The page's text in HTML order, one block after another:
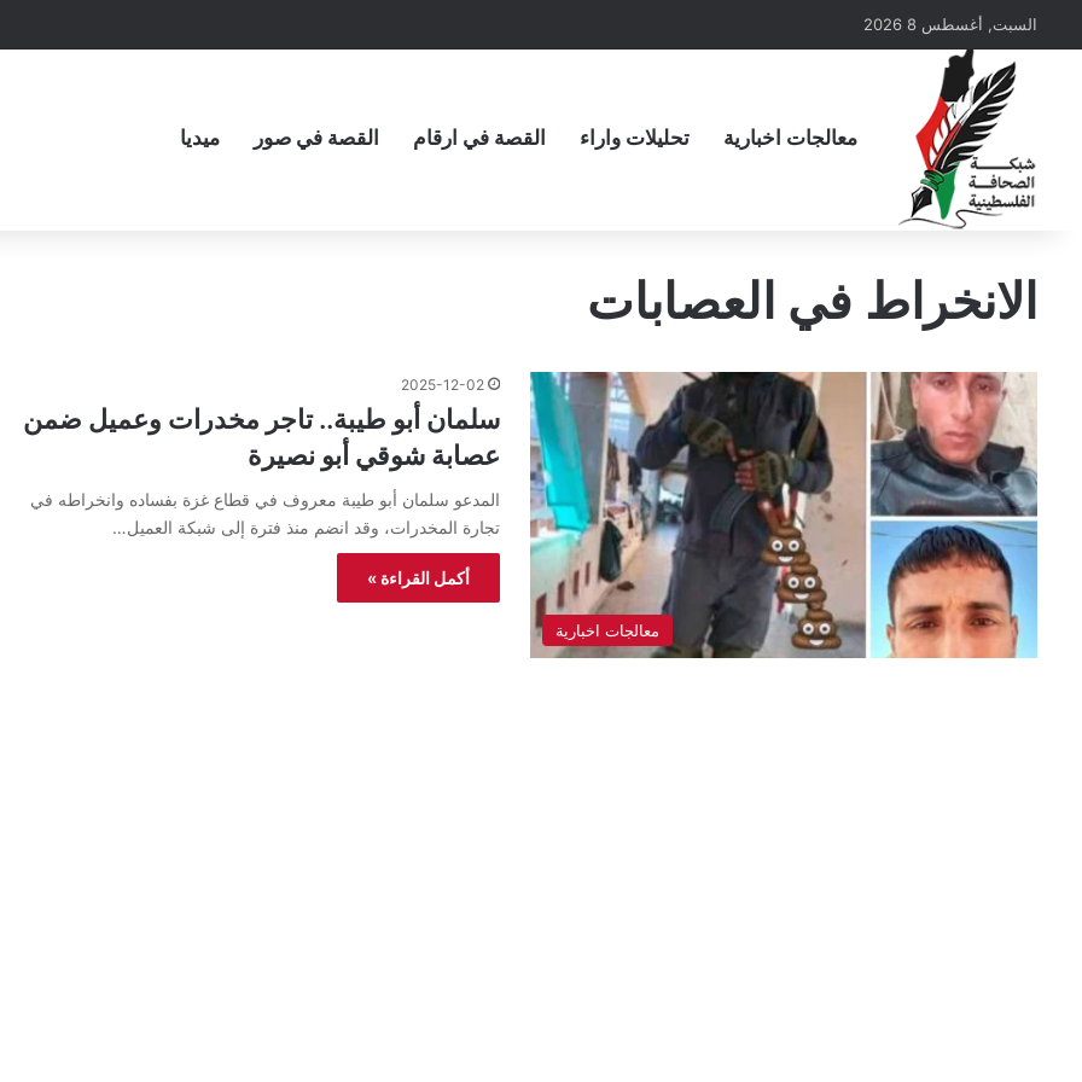
السبت, أغسطس 8 2026
معالجات اخبارية تحليلات واراء القصة في ارقام القصة في صور ميديا
الانخراط في العصابات
معالجات اخبارية
2025-12-02
سلمان أبو طيبة.. تاجر مخدرات وعميل ضمن
عصابة شوقي أبو نصيرة
المدعو سلمان أبو طيبة معروف في قطاع غزة بفساده وانخراطه في
تجارة المخدرات، وقد انضم منذ فترة إلى شبكة العميل…
أكمل القراءة »